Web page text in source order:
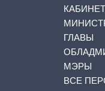
КАБИНЕТ
ГЛАВЫ
МЭРЫ
ВСЕ